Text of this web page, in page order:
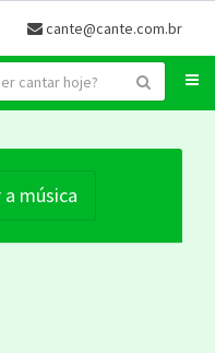
cante@cante.com.br
música